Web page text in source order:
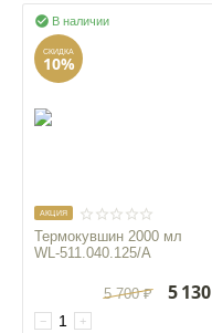
В наличии

СКИДКА
10%
AКЦИЯ
Термокувшин 2000 мл
WL‑511.040.125/A
+
−
5 700 ₽ 5 130